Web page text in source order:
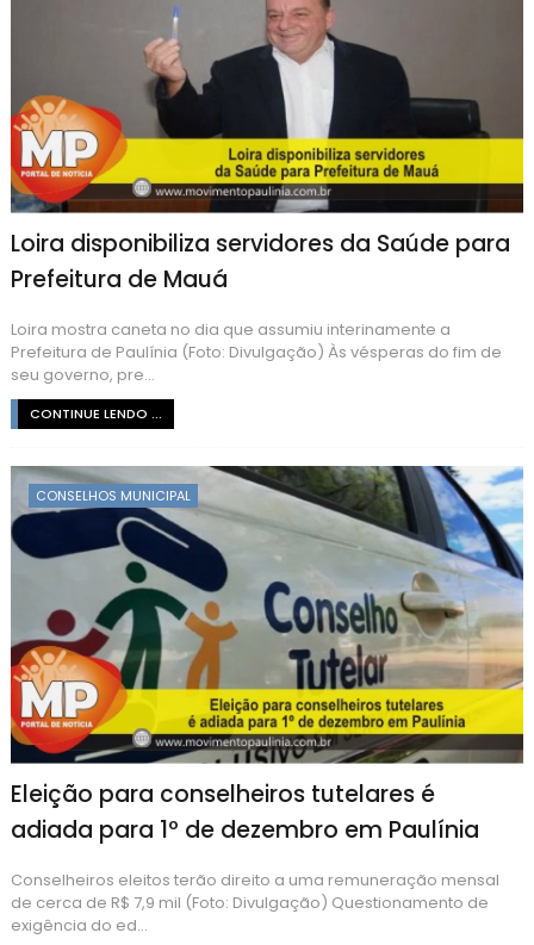
Loira disponibiliza servidores da Saúde para
Prefeitura de Mauá
Loira mostra caneta no dia que assumiu interinamente a
Prefeitura de Paulínia (Foto: Divulgação) Às vésperas do fim de
seu governo, pre...
CONTINUE LENDO ...
CONSELHOS MUNICIPAL
Eleição para conselheiros tutelares é
adiada para 1º de dezembro em Paulínia
Conselheiros eleitos terão direito a uma remuneração mensal
de cerca de R$ 7,9 mil (Foto: Divulgação) Questionamento de
exigência do ed...